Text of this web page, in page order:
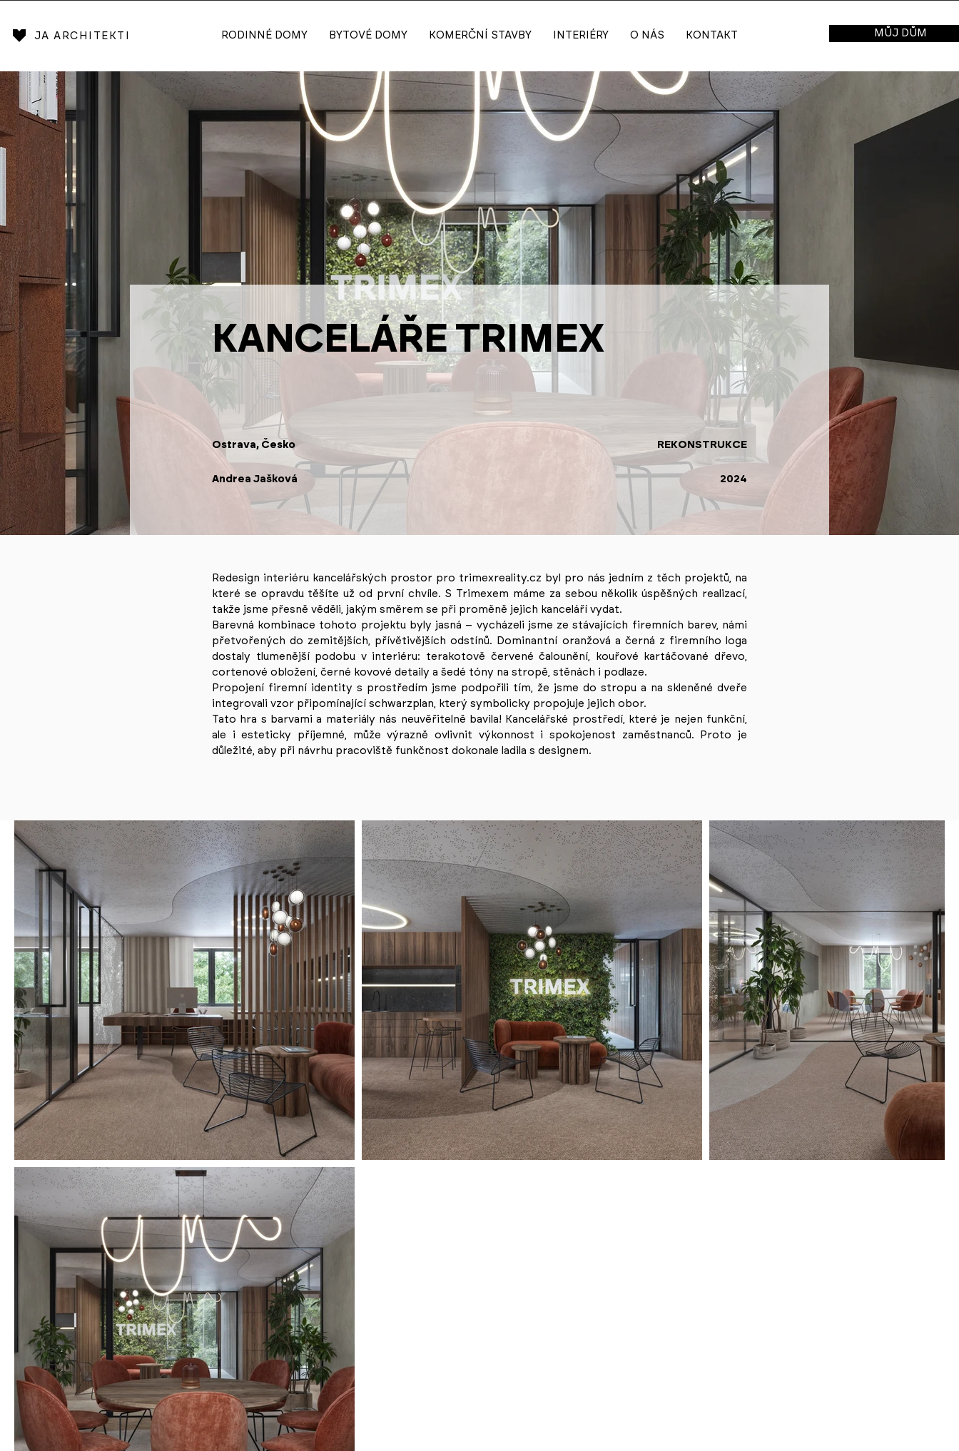
JA ARCHITEKTI RODINNÉ DOMY BYTOVÉ DOMY KOMERČNÍ STAVBY INTERIÉRY O NÁS KONTAKT MŮJ DŮM
KANCELÁŘE TRIMEX
Ostrava, Česko REKONSTRUKCE
Andrea Jašková 2024
Redesign interiéru kancelářských prostor pro trimexreality.cz byl pro nás jedním z těch projektů, na
které se opravdu těšíte už od první chvíle. S Trimexem máme za sebou několik úspěšných realizací,
takže jsme přesně věděli, jakým směrem se při proměně jejich kanceláří vydat.
Barevná kombinace tohoto projektu byly jasná – vycházeli jsme ze stávajících firemních barev, námi
přetvořených do zemitějších, přívětivějších odstínů. Dominantní oranžová a černá z firemního loga
dostaly tlumenější podobu v interiéru: terakotově červené čalounění, kouřové kartáčované dřevo,
cortenové obložení, černé kovové detaily a šedé tóny na stropě, stěnách i podlaze.
Propojení firemní identity s prostředím jsme podpořili tím, že jsme do stropu a na skleněné dveře
integrovali vzor připomínající schwarzplan, který symbolicky propojuje jejich obor.
Tato hra s barvami a materiály nás neuvěřitelně bavila! Kancelářské prostředí, které je nejen funkční,
ale i esteticky příjemné, může výrazně ovlivnit výkonnost i spokojenost zaměstnanců. Proto je
důležité, aby při návrhu pracoviště funkčnost dokonale ladila s designem.